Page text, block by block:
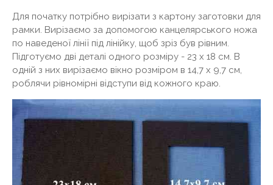
Для початку потрібно вирізати з картону заготовки для
рамки. Вирізаємо за допомогою канцелярського ножа
по наведеної лінії під лінійку, щоб зріз був рівним.
Підготуємо дві деталі одного розміру - 23 х 18 см. В
одній з них вирізаємо вікно розміром в 14,7 х 9,7 см,
роблячи рівномірні відступи від кожного краю.